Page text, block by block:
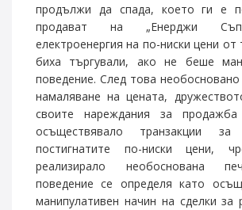
продължи да спада, което ги е
продават на „Енерджи
електроенергия на по-ниски цени от
биха търгували, ако не беше
поведение. След това необосновано
намаляване на цената,
своите нареждания за
осъществявало транзакции
постигнатите по-ниски цени,
реализирало необоснована
поведение се определя като
манипулативен начин на сделки за